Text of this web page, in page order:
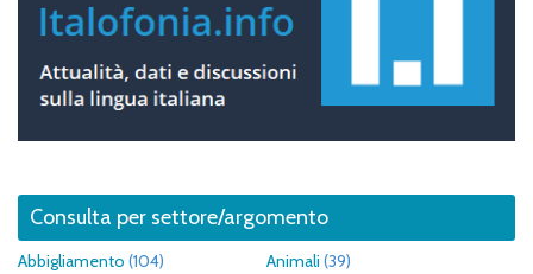
Consulta per settore/argomento
Abbigliamento (104) Animali (39)